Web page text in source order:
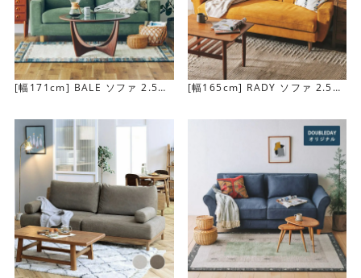
お掃除ロボット対応
脚の高さは約16cm。高さ9cm前後のお掃除ロボットであ
れば座面下を通過することができます。
[幅171cm] BALE ソファ 2.5人
[幅165cm] RADY ソファ 2.5人